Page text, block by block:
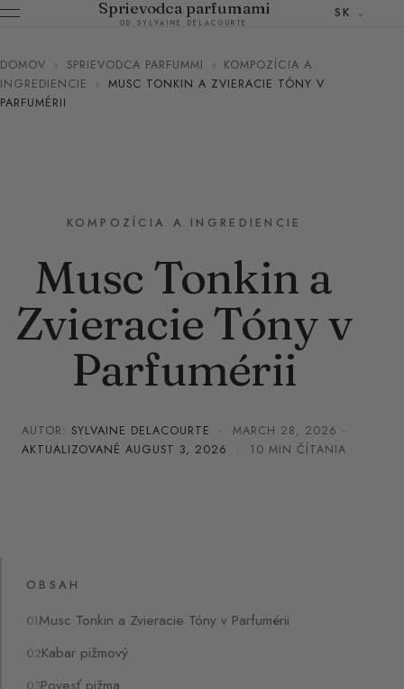
Sprievodca parfumami
OD SYLVAINE DELACOURTE
SK
DOMOV › SPRIEVODCA PARFUMMI › KOMPOZÍCIA A
INGREDIENCIE
› MUSC TONKIN A ZVIERACIE TÓNY V
PARFUMÉRII
KOMPOZÍCIA A INGREDIENCIE
Musc Tonkin a
Zvieracie Tóny v
Parfumérii
AUTOR: SYLVAINE DELACOURTE ·MARCH 28, 2026 ·
AKTUALIZOVANÉ AUGUST 3, 2026 · 10 MIN ČÍTANIA
OBSAH
Musc Tonkin a Zvieracie Tóny v Parfumérii
Kabar pižmový